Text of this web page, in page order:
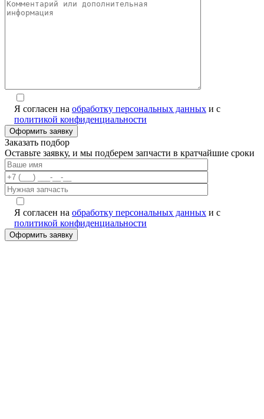
Я согласен на обработку персональных данных и с
политикой конфиденциальности
Заказать подбор
Оставьте заявку, и мы подберем запчасти в кратчайшие сроки
Я согласен на обработку персональных данных и с
политикой конфиденциальности